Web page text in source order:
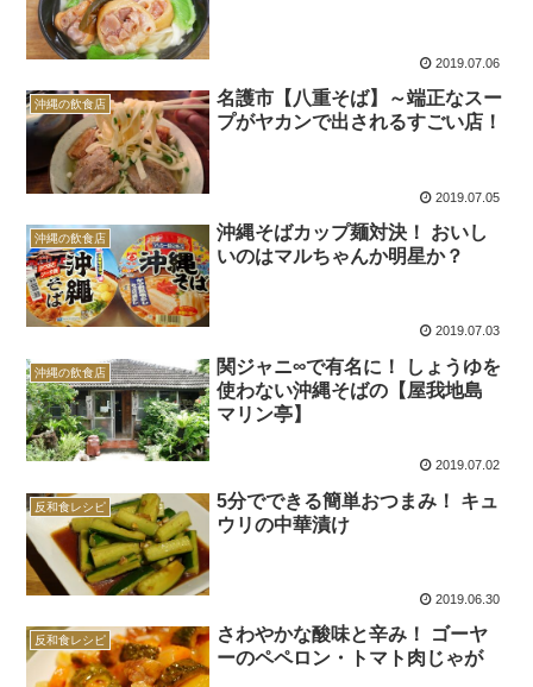
2019.07.06
沖縄の飲食店
名護市【八重そば】～端正なスー
プがヤカンで出されるすごい店！
2019.07.05
沖縄の飲食店
沖縄そばカップ麺対決！ おいし
いのはマルちゃんか明星か？
2019.07.03
沖縄の飲食店
関ジャニ∞で有名に！ しょうゆを
使わない沖縄そばの【屋我地島
マリン亭】
2019.07.02
反和食レシピ
5分でできる簡単おつまみ！ キュ
ウリの中華漬け
2019.06.30
反和食レシピ
さわやかな酸味と辛み！ ゴーヤ
ーのペペロン・トマト肉じゃが